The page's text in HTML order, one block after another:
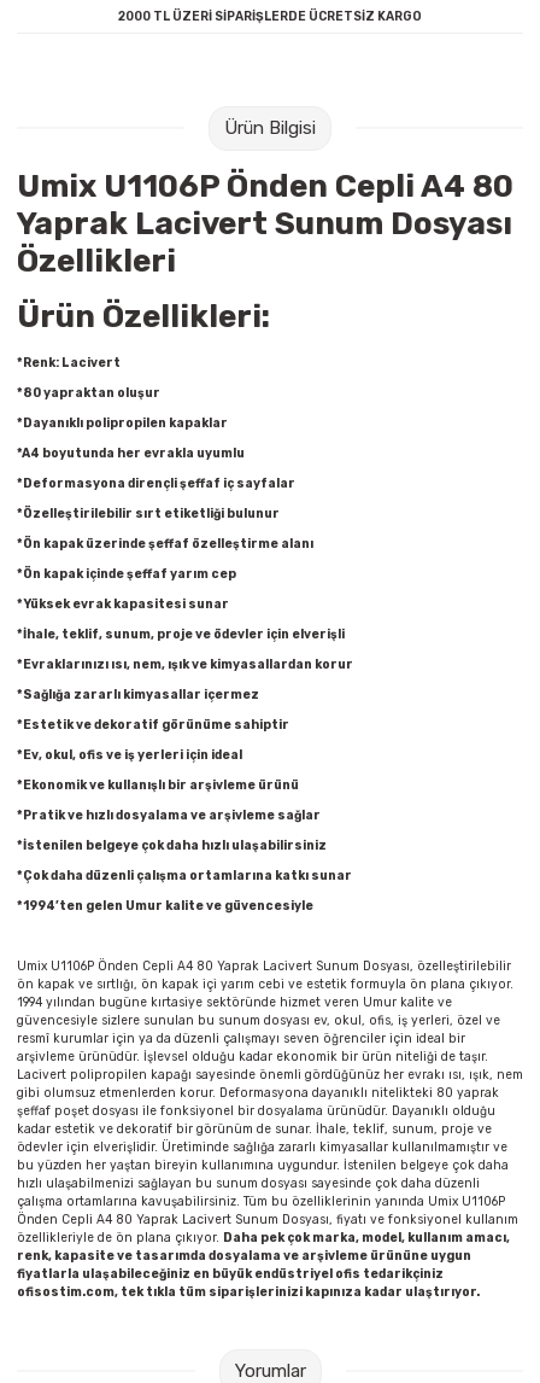
Raptiye & İğneler
Sümen Takımları
Zımba Tel Sökücüleri
Yapıştırıcılar
Tual
Beslenme Çantaları
Cam Boyaları
Mum Boyalar
Parmak Boyaları
Sulu Boyalar
Yağlı Boyalar
2000 TL ÜZERİ SİPARİŞLERDE ÜCRETSİZ KARGO
Ürün Bilgisi
Umix U1106P Önden Cepli A4 80
Yaprak Lacivert Sunum Dosyası
Özellikleri
Ürün Özellikleri:
*Renk: Lacivert
*80 yapraktan oluşur
*Dayanıklı polipropilen kapaklar
*A4 boyutunda her evrakla uyumlu
*Deformasyona dirençli şeffaf iç sayfalar
*Özelleştirilebilir sırt etiketliği bulunur
*Ön kapak üzerinde şeffaf özelleştirme alanı
*Ön kapak içinde şeffaf yarım cep
*Yüksek evrak kapasitesi sunar
*İhale, teklif, sunum, proje ve ödevler için elverişli
*Evraklarınızı ısı, nem, ışık ve kimyasallardan korur
*Sağlığa zararlı kimyasallar içermez
*Estetik ve dekoratif görünüme sahiptir
*Ev, okul, ofis ve iş yerleri için ideal
*Ekonomik ve kullanışlı bir arşivleme ürünü
*Pratik ve hızlı dosyalama ve arşivleme sağlar
*İstenilen belgeye çok daha hızlı ulaşabilirsiniz
*Çok daha düzenli çalışma ortamlarına katkı sunar
*1994’ten gelen Umur kalite ve güvencesiyle
Umix U1106P Önden Cepli A4 80 Yaprak Lacivert Sunum Dosyası, özelleştirilebilir
ön kapak ve sırtlığı, ön kapak içi yarım cebi ve estetik formuyla ön plana çıkıyor.
1994 yılından bugüne kırtasiye sektöründe hizmet veren Umur kalite ve
güvencesiyle sizlere sunulan bu sunum dosyası ev, okul, ofis, iş yerleri, özel ve
resmî kurumlar için ya da düzenli çalışmayı seven öğrenciler için ideal bir
arşivleme ürünüdür. İşlevsel olduğu kadar ekonomik bir ürün niteliği de taşır.
Lacivert polipropilen kapağı sayesinde önemli gördüğünüz her evrakı ısı, ışık, nem
gibi olumsuz etmenlerden korur. Deformasyona dayanıklı nitelikteki 80 yaprak
şeffaf poşet dosyası ile fonksiyonel bir dosyalama ürünüdür. Dayanıklı olduğu
kadar estetik ve dekoratif bir görünüm de sunar. İhale, teklif, sunum, proje ve
ödevler için elverişlidir. Üretiminde sağlığa zararlı kimyasallar kullanılmamıştır ve
bu yüzden her yaştan bireyin kullanımına uygundur. İstenilen belgeye çok daha
hızlı ulaşabilmenizi sağlayan bu sunum dosyası sayesinde çok daha düzenli
çalışma ortamlarına kavuşabilirsiniz. Tüm bu özelliklerinin yanında Umix U1106P
Önden Cepli A4 80 Yaprak Lacivert Sunum Dosyası, fiyatı ve fonksiyonel kullanım
özellikleriyle de ön plana çıkıyor. Daha pek çok marka, model, kullanım amacı,
renk, kapasite ve tasarımda dosyalama ve arşivleme ürününe uygun
fiyatlarla ulaşabileceğiniz en büyük endüstriyel ofis tedarikçiniz
ofisostim.com, tek tıkla tüm siparişlerinizi kapınıza kadar ulaştırıyor.
Yorumlar